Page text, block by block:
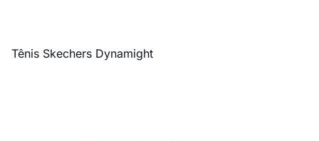
Tênis Skechers Dynamight